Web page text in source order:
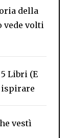
della
vede volti
Libri (E
ispirare
vestì